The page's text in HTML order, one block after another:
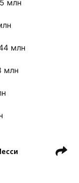
млн
млн
млн